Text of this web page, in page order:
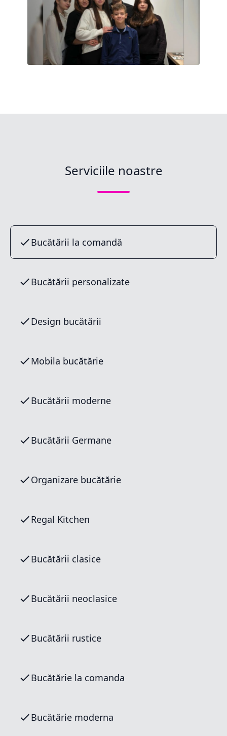
Serviciile noastre
Bucătării la comandă
Bucătării personalizate
Design bucătării
Mobila bucătărie
Bucătării moderne
Bucătării Germane
Organizare bucătărie
Regal Kitchen
Bucătării clasice
Bucătării neoclasice
Bucătării rustice
Bucătărie la comanda
Bucătărie moderna